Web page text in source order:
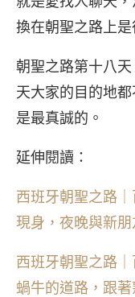
換在朝聖之路上是
朝聖之路第十八
天大家的目的地
是最真誠的。
延伸閱讀：
西班牙朝聖之路
現身，夜晚與新
西班牙朝聖之路
蝸牛的道路，跟